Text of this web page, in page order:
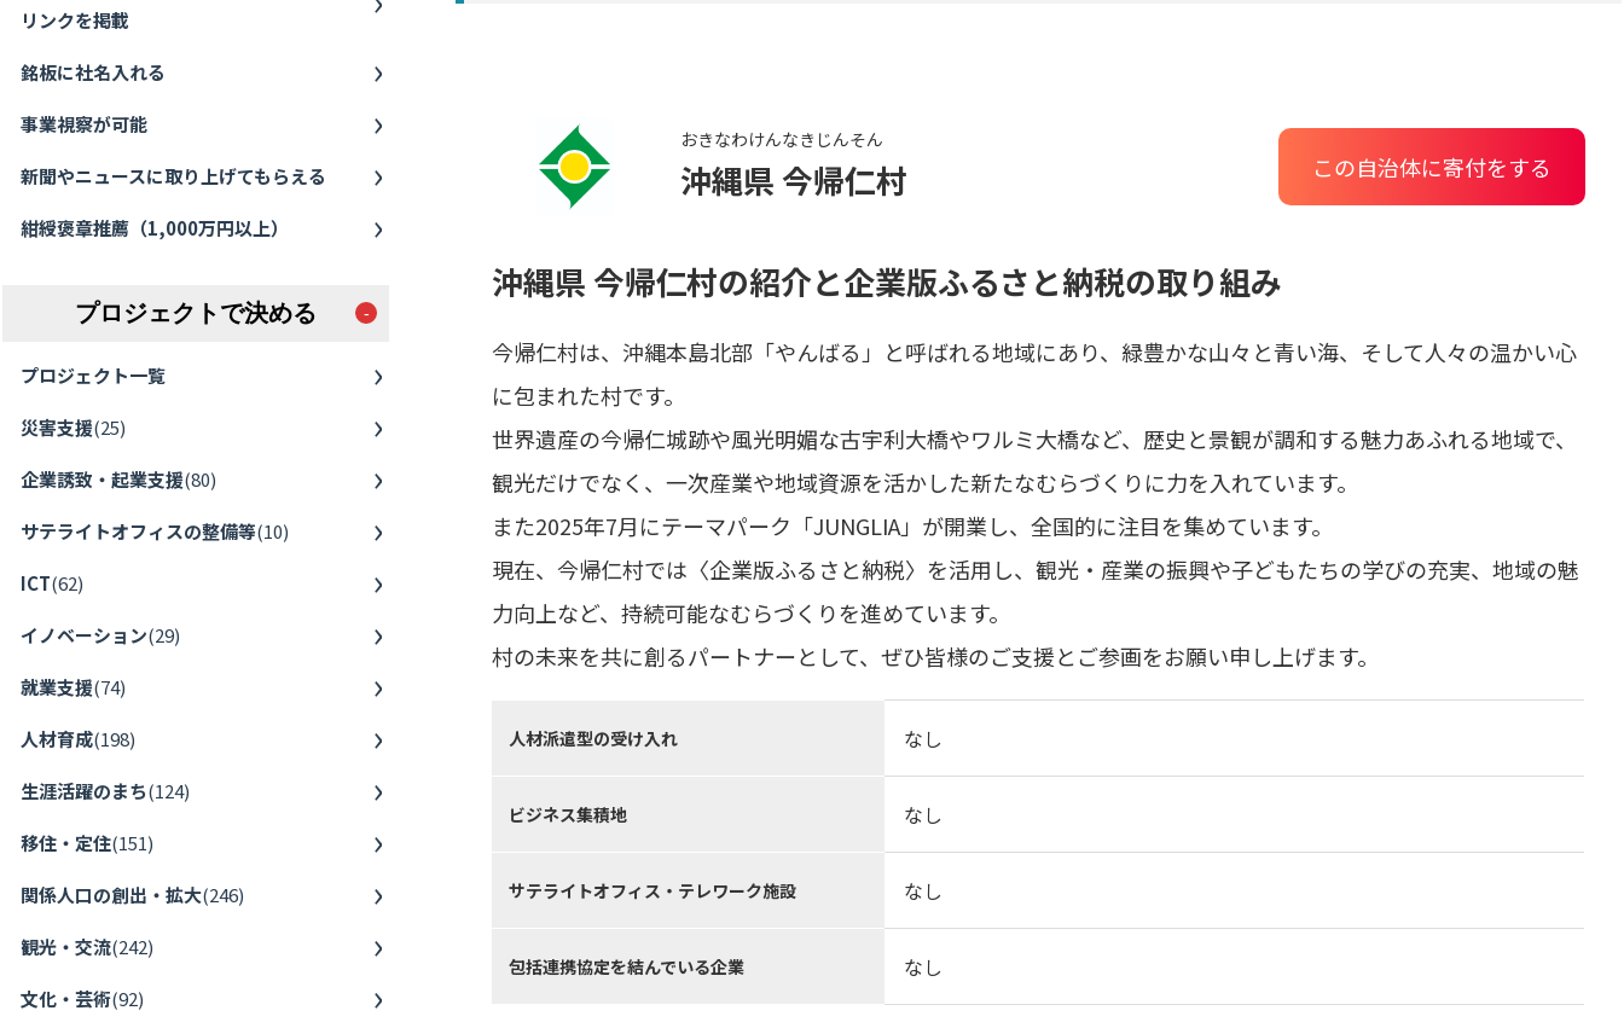
リンクを掲載
銘板に社名入れる
事業視察が可能
新聞やニュースに取り上げてもらえる
紺綬褒章推薦（1,000万円以上）
プロジェクトで決める
プロジェクト一覧
災害支援(25)
企業誘致・起業支援(80)
サテライトオフィスの整備等(10)
ICT(62)
イノベーション(29)
就業支援(74)
人材育成(198)
生涯活躍のまち(124)
移住・定住(151)
関係人口の創出・拡大(246)
観光・交流(242)
文化・芸術(92)
おきなわけん
沖縄県
なきじんそん
今帰仁村 この自治体に寄付をする
沖縄県 今帰仁村の紹介と企業版ふるさと納税の取り組み
今帰仁村は、沖縄本島北部「やんばる」と呼ばれる地域にあり、緑豊かな山々と青い海、そして人々の温かい心
に包まれた村です。
世界遺産の今帰仁城跡や風光明媚な古宇利大橋やワルミ大橋など、歴史と景観が調和する魅力あふれる地域で、
観光だけでなく、一次産業や地域資源を活かした新たなむらづくりに力を入れています。
また2025年7月にテーマパーク「JUNGLIA」が開業し、全国的に注目を集めています。
現在、今帰仁村では〈企業版ふるさと納税〉を活用し、観光・産業の振興や子どもたちの学びの充実、地域の魅
力向上など、持続可能なむらづくりを進めています。
村の未来を共に創るパートナーとして、ぜひ皆様のご支援とご参画をお願い申し上げます。
人材派遣型の受け入れ なし
ビジネス集積地 なし
サテライトオフィス・テレワーク施設 なし
包括連携協定を結んでいる企業 なし